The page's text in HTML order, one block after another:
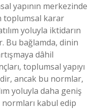
yapının merkezinde
toplumsal karar
yoluyla iktidarın
Bu bağlamda, dinin
dâhil
toplumsal yapıyı
ancak bu normlar,
yoluyla daha geniş
normları kabul edip